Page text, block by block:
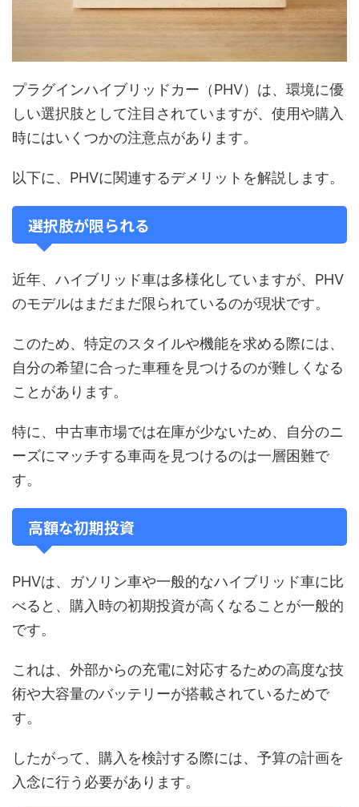
プラグインハイブリッドカー（PHV）は、環境に優
しい選択肢として注目されていますが、使用や購入
時にはいくつかの注意点があります。
以下に、PHVに関連するデメリットを解説します。
選択肢が限られる
近年、ハイブリッド車は多様化していますが、PHV
のモデルはまだまだ限られているのが現状です。
このため、特定のスタイルや機能を求める際には、
自分の希望に合った車種を見つけるのが難しくなる
ことがあります。
特に、中古車市場では在庫が少ないため、自分のニ
ーズにマッチする車両を見つけるのは一層困難で
す。
高額な初期投資
PHVは、ガソリン車や一般的なハイブリッド車に比
べると、購入時の初期投資が高くなることが一般的
です。
これは、外部からの充電に対応するための高度な技
術や大容量のバッテリーが搭載されているためで
す。
したがって、購入を検討する際には、予算の計画を
入念に行う必要があります。